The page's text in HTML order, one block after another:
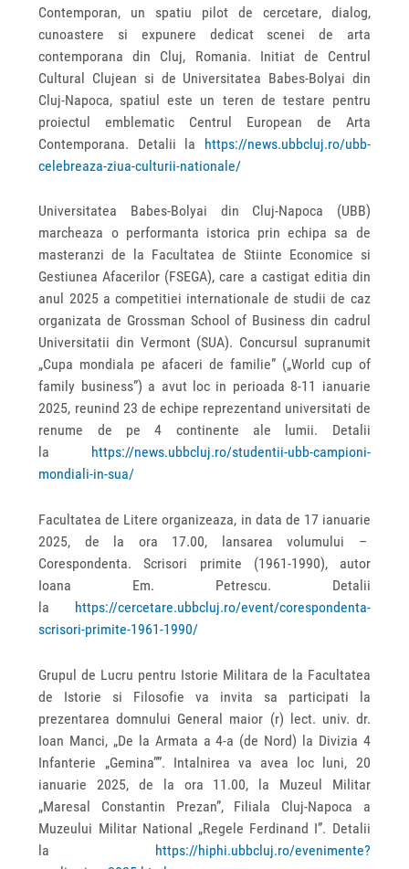
Contemporan, un spatiu pilot de cercetare, dialog,
cunoastere si expunere dedicat scenei de arta
contemporana din Cluj, Romania. Initiat de Centrul
Cultural Clujean si de Universitatea Babes-Bolyai din
Cluj-Napoca, spatiul este un teren de testare pentru
proiectul emblematic Centrul European de Arta
Contemporana. Detalii la https://news.ubbcluj.ro/ubb-
celebreaza-ziua-culturii-nationale/
Universitatea Babes-Bolyai din Cluj-Napoca (UBB)
marcheaza o performanta istorica prin echipa sa de
masteranzi de la Facultatea de Stiinte Economice si
Gestiunea Afacerilor (FSEGA), care a castigat editia din
anul 2025 a competitiei internationale de studii de caz
organizata de Grossman School of Business din cadrul
Universitatii din Vermont (SUA). Concursul supranumit
„Cupa mondiala pe afaceri de familie” („World cup of
family business”) a avut loc in perioada 8-11 ianuarie
2025, reunind 23 de echipe reprezentand universitati de
renume de pe 4 continente ale lumii. Detalii
la
https://news.ubbcluj.ro/studentii-ubb-campioni-
mondiali-in-sua/
Facultatea de Litere organizeaza, in data de 17 ianuarie
2025, de la ora 17.00, lansarea volumului –
Corespondenta. Scrisori primite (1961-1990), autor
Ioana Em. Petrescu. Detalii
la https://cercetare.ubbcluj.ro/event/corespondenta-
scrisori-primite-1961-1990/
Grupul de Lucru pentru Istorie Militara de la Facultatea
de Istorie si Filosofie va invita sa participati la
prezentarea domnului General maior (r) lect. univ. dr.
Ioan Manci, „De la Armata a 4-a (de Nord) la Divizia 4
Infanterie „Gemina””. Intalnirea va avea loc luni, 20
ianuarie 2025, de la ora 11.00, la Muzeul Militar
„Maresal Constantin Prezan”, Filiala Cluj-Napoca a
Muzeului Militar National „Regele Ferdinand I”. Detalii
la https://hiphi.ubbcluj.ro/evenimente?